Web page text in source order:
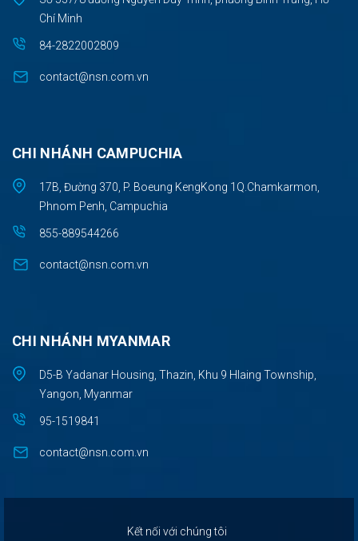
Chí Minh
84-2822002809
contact@nsn.com.vn
CHI NHÁNH CAMPUCHIA
17B, Đường 370, P. Boeung KengKong 1Q.Chamkarmon,
Phnom Penh, Campuchia
855-889544266
contact@nsn.com.vn
CHI NHÁNH MYANMAR
D5-B Yadanar Housing, Thazin, Khu 9 Hlaing Township,
Yangon, Myanmar
95-1519841
contact@nsn.com.vn
Kết nối với chúng tôi